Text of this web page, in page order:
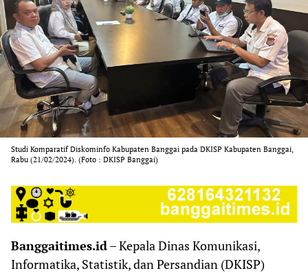
Studi Komparatif Diskominfo Kabupaten Banggai pada DKISP Kabupaten Banggai,
Rabu (21/02/2024). (Foto : DKISP Banggai)
Banggaitimes.id– Kepala Dinas Komunikasi,
Informatika, Statistik, dan Persandian (DKISP)